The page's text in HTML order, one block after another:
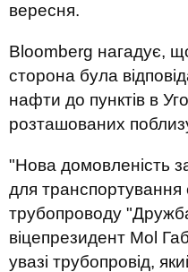
вересня.
Bloomberg нагадує,
сторона була
нафти до пунктів в
розташованих
"Нова домовленість
для транспортування
трубопроводу
віцепрезидент Mol
увазі трубопровід,